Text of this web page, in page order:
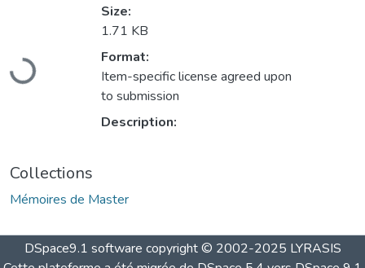
Loading...
Size:
1.71 KB
Format:
Item-specific license agreed upon
to submission
Description:
Collections
Mémoires de Master
DSpace9.1 software copyright © 2002-2025 LYRASIS